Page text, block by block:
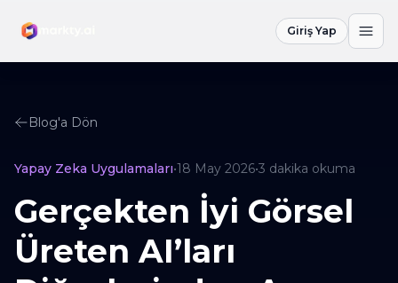
Giriş Yap
Blog'a Dön
Yapay Zeka Uygulamaları•18 May 2026•3 dakika okuma
Gerçekten İyi Görsel
Üreten AI’ları